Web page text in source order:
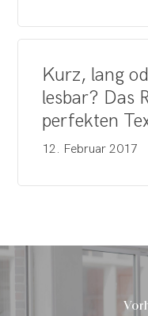
Kurz, lang
lesbar? Das
perfekten
12. Februar 2017